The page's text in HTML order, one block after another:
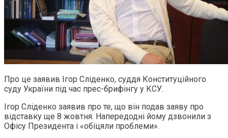
Про це заявив Ігор Сліденко, суддя Конституційного
суду України під час прес-брифінгу у КСУ.
Ігор Сліденко заявив про те, що він подав заяву про
відставку ще 8 жовтня. Напередодні йому дзвонили з
Офісу Президента і «обіцяли проблеми».